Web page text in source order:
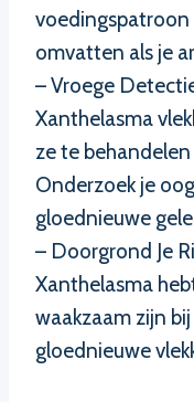
omvatten als je
– Vroege
Xanthelasma
ze te
Onderzoek je
gloednieuwe
– Doorgrond Je
Xanthelasma
waakzaam zijn
gloednieuwe